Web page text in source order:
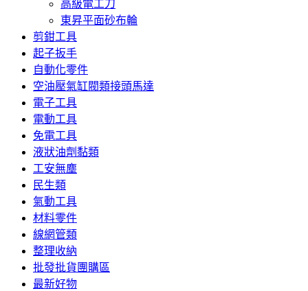
高級電工刀
東昇平面砂布輪
剪鉗工具
起子扳手
自動化零件
空油壓氣缸閥類接頭馬達
電子工具
電動工具
免電工具
液狀油劑黏類
工安無塵
民生類
氣動工具
材料零件
線網管類
整理收納
批發批貨團購區
最新好物